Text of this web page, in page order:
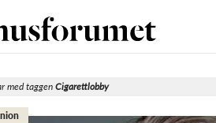
med taggenCigarettlobby